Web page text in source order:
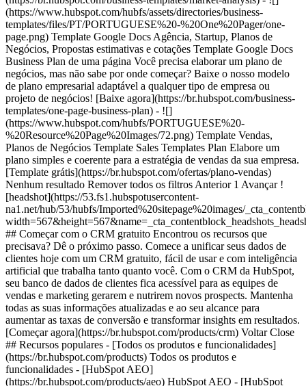
(https://www.hubspot.com/hubfs/assets/directories/business-
templates/files/PT/PORTUGUESE%20-%20One%20Pager/one-
page.png) Template Google Docs Agência, Startup, Planos de
Negócios, Propostas estimativas e cotações Template Google Docs
Business Plan de uma página Você precisa elaborar um plano de
negócios, mas não sabe por onde começar? Baixe o nosso modelo
de plano empresarial adaptável a qualquer tipo de empresa ou
projeto de negócios! [Baixe agora](https://br.hubspot.com/business-
templates/one-page-business-plan) - ![]
(https://www.hubspot.com/hubfs/PORTUGUESE%20-
%20Resource%20Page%20Images/72.png) Template Vendas,
Planos de Negócios Template Sales Templates Plan Elabore um
plano simples e coerente para a estratégia de vendas da sua empresa.
[Template grátis](https://br.hubspot.com/ofertas/plano-vendas)
Nenhum resultado Remover todos os filtros Anterior 1 Avançar !
[headshot](https://53.fs1.hubspotusercontent-
na1.net/hub/53/hubfs/Imported%20sitepage%20images/
## Começar com o CRM gratuito Encontrou os recursos que
precisava? Dê o próximo passo. Comece a unificar seus dados de
clientes hoje com um CRM gratuito, fácil de usar e com inteligência
artificial que trabalha tanto quanto você. Com o CRM da HubSpot,
seu banco de dados de clientes fica acessível para as equipes de
vendas e marketing gerarem e nutrirem novos prospects. Mantenha
todas as suas informações atualizadas e ao seu alcance para
aumentar as taxas de conversão e transformar insights em resultados.
[Começar agora](https://br.hubspot.com/products/crm) Voltar Close
## Recursos populares - [Todos os produtos e funcionalidades]
(https://br.hubspot.com/products) Todos os produtos e
funcionalidades - [HubSpot AEO]
(https://br.hubspot.com/products/aeo) HubSpot AEO - [HubSpot